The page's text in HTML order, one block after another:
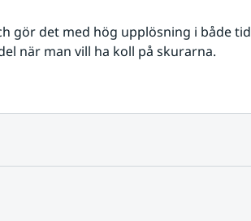
gör det med hög upplösning i både tid
när man vill ha koll på skurarna.